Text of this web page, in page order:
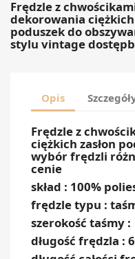
Frędzle z
dekorowania
poduszek do
stylu vintage
Opis
Frędzle z
ciężkich zasłon
wybór frędzli
cenie
skład : 100%
frędzle typu :
szerokość taśmy
długość frędzla :